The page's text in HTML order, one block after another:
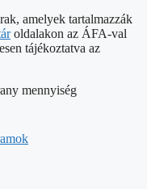
amelyek tartalmazzák
oldalakon az ÁFA-val
tájékoztatva az
mennyiség